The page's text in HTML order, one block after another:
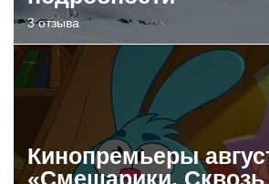
3 отзыва
Кинопремьеры
«Смешарики. Сквозь